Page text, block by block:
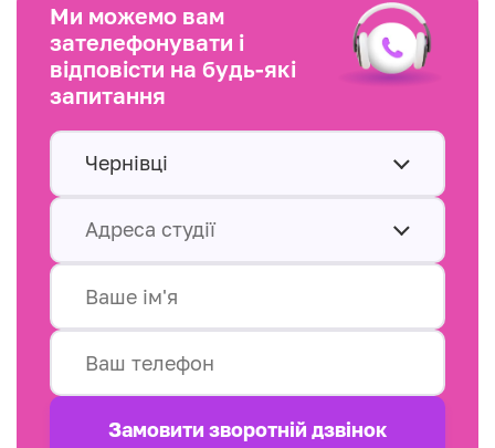
Ми можемо вам
зателефонувати і
відповісти на будь-які
запитання
Чернівці
Адреса студії
Замовити зворотнiй дзвінок